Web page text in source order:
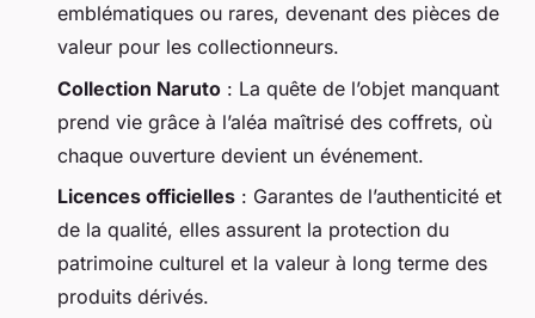
emblématiques ou rares, devenant des pièces de
valeur pour les collectionneurs.
Collection Naruto : La quête de l’objet manquant
prend vie grâce à l’aléa maîtrisé des coffrets, où
chaque ouverture devient un événement.
Licences officielles : Garantes de l’authenticité et
de la qualité, elles assurent la protection du
patrimoine culturel et la valeur à long terme des
produits dérivés.